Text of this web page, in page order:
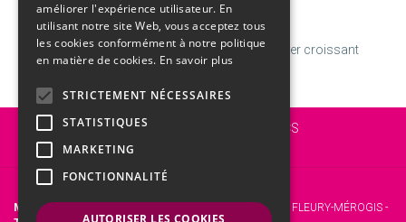
CALENDRIER
Samedi08AoûtSemaine 32 | DominiqueWDernier croissant
Vous êtes ici : Accueil
MARCHÉS PUBLICS
Présentation générale
Mairie de Fleury-Mérogis
- 12 Rue Roger Clavier, 91700 FLEURY-MÉROGIS -
améliorer l'expérience utilisateur. En
utilisant notre site Web, vous acceptez tous
les cookies conformément à notre politique
en matière de cookies. En savoir plus
STRICTEMENT NÉCESSAIRES
STATISTIQUES
MARKETING
FONCTIONNALITÉ
AUTORISER LES COOKIES